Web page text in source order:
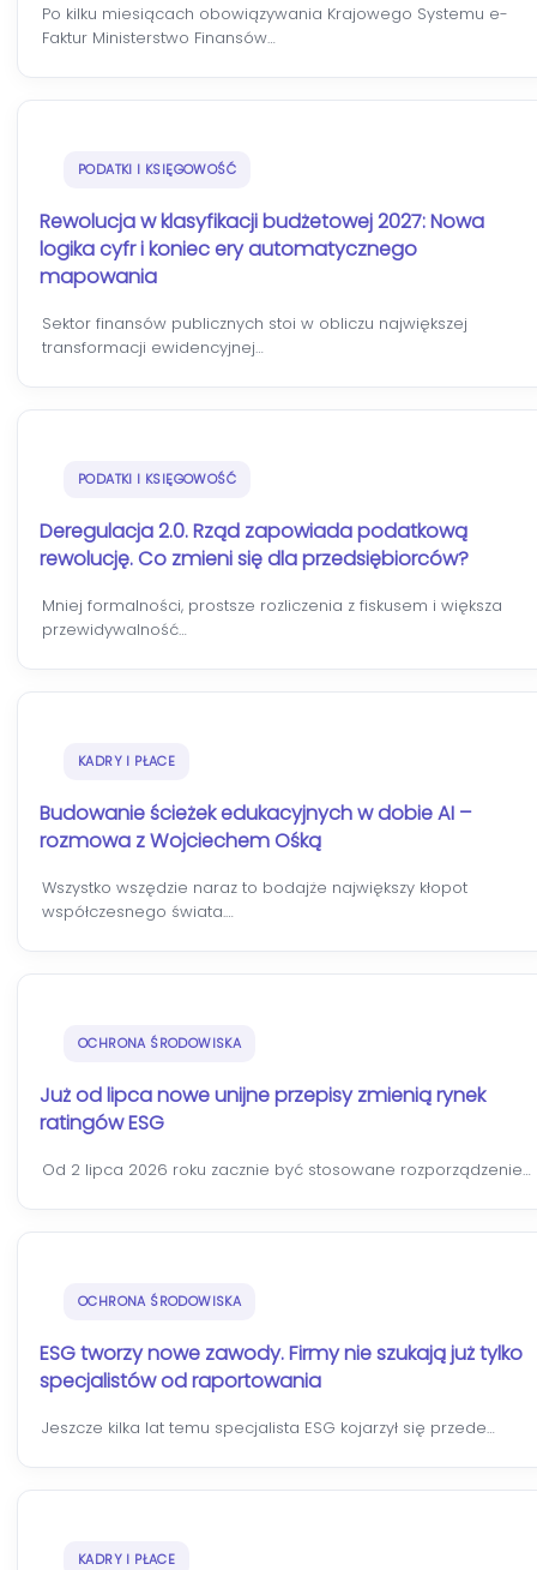
Po kilku miesiącach obowiązywania Krajowego Systemu e-
Faktur Ministerstwo Finansów…
PODATKI I KSIĘGOWOŚĆ
Rewolucja w klasyfikacji budżetowej 2027: Nowa
logika cyfr i koniec ery automatycznego
mapowania
Sektor finansów publicznych stoi w obliczu największej
transformacji ewidencyjnej…
PODATKI I KSIĘGOWOŚĆ
Deregulacja 2.0. Rząd zapowiada podatkową
rewolucję. Co zmieni się dla przedsiębiorców?
Mniej formalności, prostsze rozliczenia z fiskusem i większa
przewidywalność…
KADRY I PŁACE
Budowanie ścieżek edukacyjnych w dobie AI –
rozmowa z Wojciechem Ośką
Wszystko wszędzie naraz to bodajże największy kłopot
współczesnego świata.…
OCHRONA ŚRODOWISKA
Już od lipca nowe unijne przepisy zmienią rynek
ratingów ESG
Od 2 lipca 2026 roku zacznie być stosowane rozporządzenie…
OCHRONA ŚRODOWISKA
ESG tworzy nowe zawody. Firmy nie szukają już tylko
specjalistów od raportowania
Jeszcze kilka lat temu specjalista ESG kojarzył się przede…
KADRY I PŁACE